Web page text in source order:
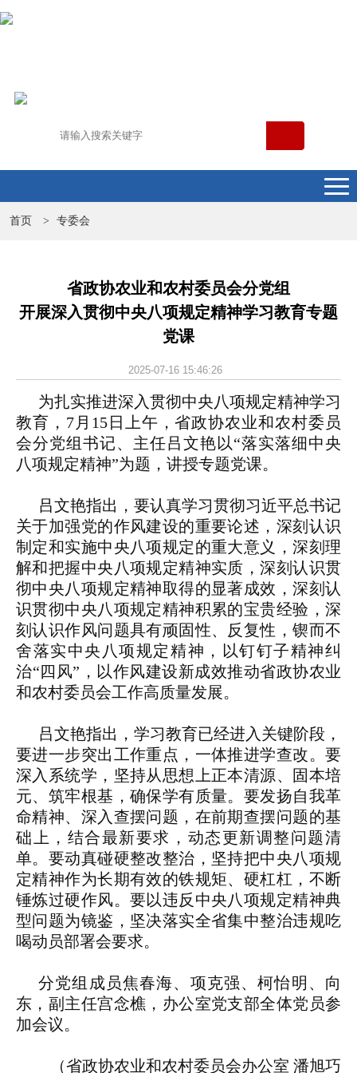
首页 > 专委会
省政协农业和农村委员会分党组
开展深入贯彻中央八项规定精神学习教育专题
党课
2025-07-16 15:46:26
为扎实推进深入贯彻中央八项规定精神学习
教育，7月15日上午，省政协农业和农村委员
会分党组书记、主任吕文艳以“落实落细中央
八项规定精神”为题，讲授专题党课。
吕文艳指出，要认真学习贯彻习近平总书记
关于加强党的作风建设的重要论述，深刻认识
制定和实施中央八项规定的重大意义，深刻理
解和把握中央八项规定精神实质，深刻认识贯
彻中央八项规定精神取得的显著成效，深刻认
识贯彻中央八项规定精神积累的宝贵经验，深
刻认识作风问题具有顽固性、反复性，锲而不
舍落实中央八项规定精神，以钉钉子精神纠
治“四风”，以作风建设新成效推动省政协农业
和农村委员会工作高质量发展。
吕文艳指出，学习教育已经进入关键阶段，
要进一步突出工作重点，一体推进学查改。要
深入系统学，坚持从思想上正本清源、固本培
元、筑牢根基，确保学有质量。要发扬自我革
命精神、深入查摆问题，在前期查摆问题的基
础上，结合最新要求，动态更新调整问题清
单。要动真碰硬整改整治，坚持把中央八项规
定精神作为长期有效的铁规矩、硬杠杠，不断
锤炼过硬作风。要以违反中央八项规定精神典
型问题为镜鉴，坚决落实全省集中整治违规吃
喝动员部署会要求。
分党组成员焦春海、项克强、柯怡明、向
东，副主任宫念樵，办公室党支部全体党员参
加会议。
（省政协农业和农村委员会办公室 潘旭巧